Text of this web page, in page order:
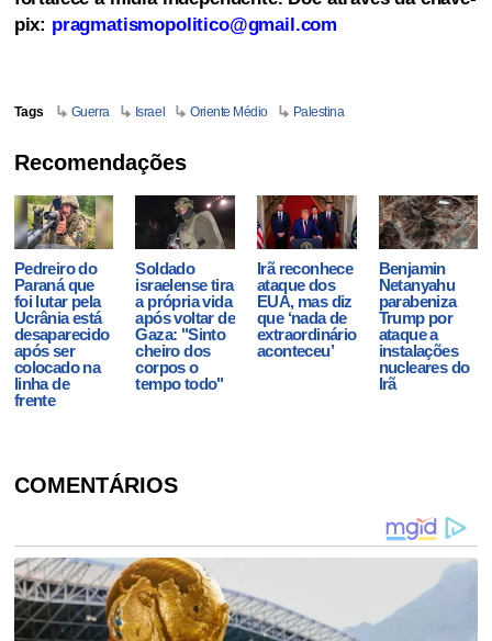
pix: pragmatismopolitico@gmail.com
Tags Guerra Israel Oriente Médio Palestina
Recomendações
Pedreiro do
Paraná que
foi lutar pela
Ucrânia está
desaparecido
após ser
colocado na
linha de
frente
Soldado
israelense tira
a própria vida
após voltar de
Gaza: "Sinto
cheiro dos
corpos o
tempo todo"
Irã reconhece
ataque dos
EUA, mas diz
que ‘nada de
extraordinário
aconteceu’
Benjamin
Netanyahu
parabeniza
Trump por
ataque a
instalações
nucleares do
Irã
COMENTÁRIOS